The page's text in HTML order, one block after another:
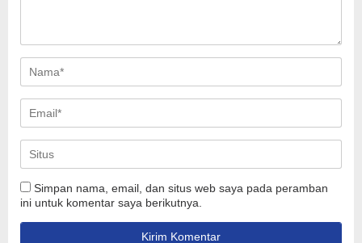
Simpan nama, email, dan situs web saya pada peramban
ini untuk komentar saya berikutnya.